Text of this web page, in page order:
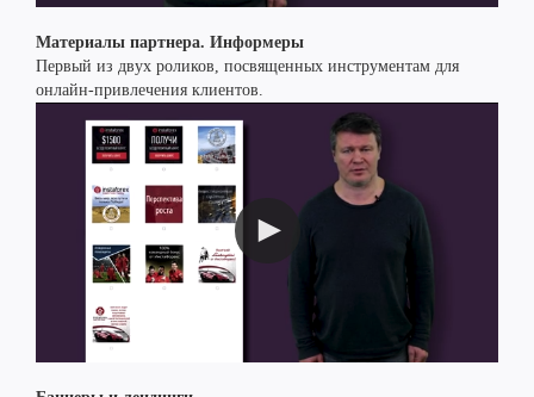
Материалы партнера. Информеры
Первый из двух роликов, посвященных инструментам для
онлайн-привлечения клиентов.